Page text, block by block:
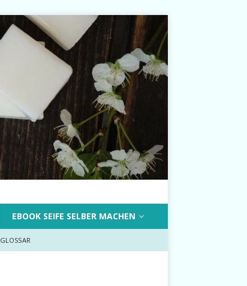
EBOOK SEIFE SELBER MACHEN
GLOSSAR